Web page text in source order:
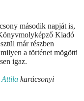
második napját is,
Kiadó
már részben
a történet mögötti
igaz.
Attila karácsonyi